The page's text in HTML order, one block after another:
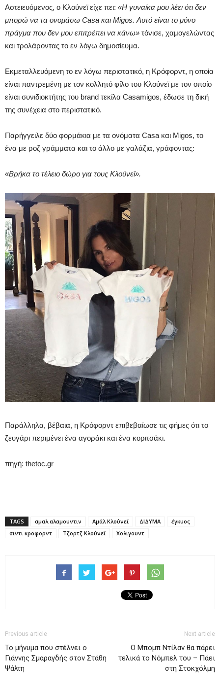
Αστειευόμενος, ο Κλούνεϊ είχε πει: «Η γυναίκα μου λέει ότι δεν
μπορώ να τα ονομάσω Casa και Migos. Αυτό είναι το μόνο
πράγμα που δεν μου επιτρέπει να κάνω» τόνισε, χαμογελώντας
και τρολάροντας το εν λόγω δημοσίευμα.
Εκμεταλλευόμενη το εν λόγω περιστατικό, η Κρόφορντ, η οποία
είναι παντρεμένη με τον κολλητό φίλο του Κλούνεϊ με τον οποίο
είναι συνιδιοκτήτης του brand τεκίλα Casamigos, έδωσε τη δική
της συνέχεια στο περιστατικό.
Παρήγγειλε δύο φορμάκια με τα ονόματα Casa και Migos, το
ένα με ροζ γράμματα και το άλλο με γαλάζια, γράφοντας:
«Βρήκα το τέλειο δώρο για τους Κλούνεϊ».
Παράλληλα, βέβαια, η Κρόφορντ επιβεβαίωσε τις φήμες ότι το
ζευγάρι περιμένει ένα αγοράκι και ένα κοριτσάκι.
πηγή: thetoc.gr
TAGS αμαλ αλαμουντιν Αμάλ Κλούνεϊ ΔΙΔΥΜΑ
έγκυος
σιντι κροφορντ
Τζορτζ Κλούνεϊ Χολιγουντ
Previous article
Το μήνυμα που στέλνει ο
Γιάννης Σμαραγδής στον Στάθη
Ψάλτη
Next article
Ο Μπομπ Ντίλαν θα πάρει
τελικά το Νόμπελ του – Πάει
στη Στοκχόλμη